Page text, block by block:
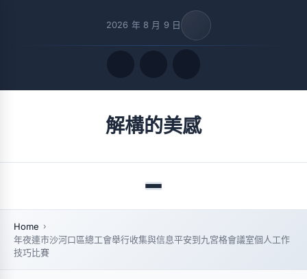
2026 年 8 月 9 日
解構的美感
Menu
Home
年夜連市沙河口區總工會舉行收集與信息平安到九宮格會議室個人工作
技巧比賽